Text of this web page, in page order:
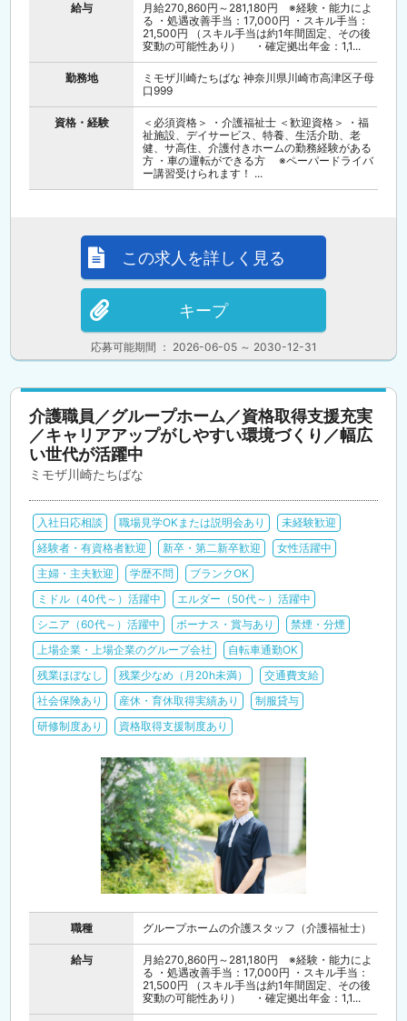
給与
月給270,860円～281,180円 ※経験・能力によ
る ・処遇改善手当：17,000円 ・スキル手当：
21,500円 （スキル手当は約1年間固定、その後
変動の可能性あり） ・確定拠出年金：1,1...
勤務地
ミモザ川崎たちばな 神奈川県川崎市高津区子母
口999
資格・経験
＜必須資格＞ ・介護福祉士 ＜歓迎資格＞ ・福
祉施設、デイサービス、特養、生活介助、老
健、サ高住、介護付きホームの勤務経験がある
方 ・車の運転ができる方 ※ペーパードライバ
ー講習受けられます！ ...
応募可能期間 ： 2026-06-05 ～ 2030-12-31
この求人を詳しく見る
キープ
介護職員／グループホーム／資格取得支援充実
／キャリアアップがしやすい環境づくり／幅広
い世代が活躍中
ミモザ川崎たちばな
入社日応相談 職場見学OKまたは説明会あり
未経験歓迎
経験者・有資格者歓迎
新卒・第二新卒歓迎
女性活躍中
主婦・主夫歓迎
学歴不問
ブランクOK
ミドル（40代～）活躍中
エルダー（50代～）活躍中
シニア（60代～）活躍中
ボーナス・賞与あり
禁煙・分煙
上場企業・上場企業のグループ会社
自転車通勤OK
残業ほぼなし
残業少なめ（月20h未満）
交通費支給
社会保険あり
産休・育休取得実績あり
制服貸与
研修制度あり
資格取得支援制度あり
職種 グループホームの介護スタッフ（介護福祉士）
給与
月給270,860円～281,180円 ※経験・能力によ
る ・処遇改善手当：17,000円 ・スキル手当：
21,500円 （スキル手当は約1年間固定、その後
変動の可能性あり） ・確定拠出年金：1,1...